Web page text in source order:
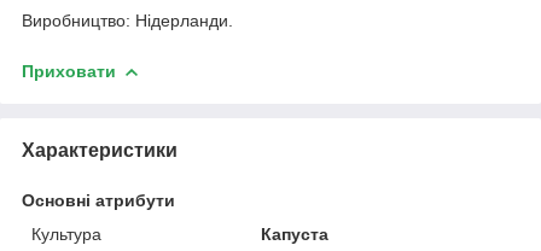
Виробництво: Нідерланди.
Приховати
Характеристики
Основні атрибути
Культура
Капуста